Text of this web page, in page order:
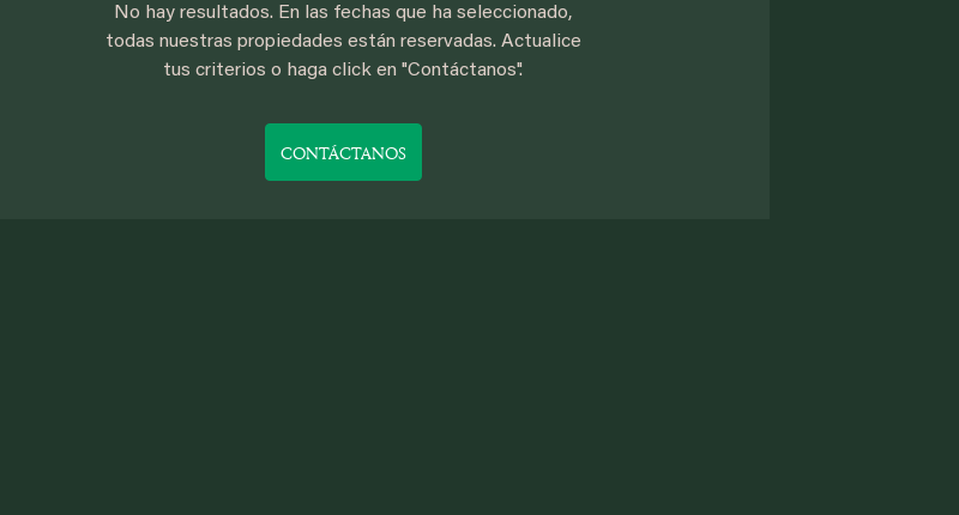
No hay resultados. En las fechas que ha seleccionado,
todas nuestras propiedades están reservadas. Actualice
tus criterios o haga click en "Contáctanos".
CONTÁCTANOS